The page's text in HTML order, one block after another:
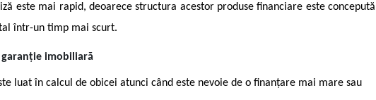
este mai rapid, deoarece structura acestor produse financiare este concepută
într-un timp mai scurt.
imobiliară
luat în calcul de obicei atunci când este nevoie de o finanțare mai mare sau